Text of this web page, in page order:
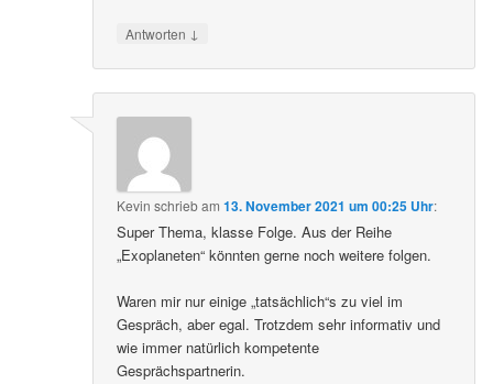
Antworten ↓
Kevin schriebam13. November 2021 um 00:25 Uhr:
Super Thema, klasse Folge. Aus der Reihe
„Exoplaneten“ könnten gerne noch weitere folgen.
Waren mir nur einige „tatsächlich“s zu viel im
Gespräch, aber egal. Trotzdem sehr informativ und
wie immer natürlich kompetente
Gesprächspartnerin.